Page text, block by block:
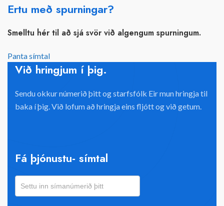
Ertu með spurningar?
Smelltu hér til að sjá svör við algengum spurningum.
Panta símtal
Við hringjum í þig.
Sendu okkur númerið þitt og starfsfólk Eir mun hringja til
baka í þig. Við lofum að hringja eins fljótt og við getum.
Fá þjónustu- símtal
Panta
símtal